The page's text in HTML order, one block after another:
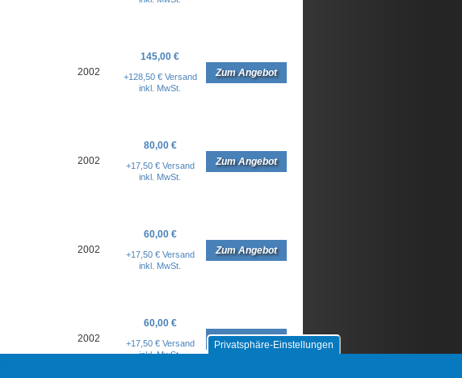
2002
145,00 €
+128,50 € Versand
inkl. MwSt.
Zum Angebot
2002
80,00 €
+17,50 € Versand
inkl. MwSt.
Zum Angebot
2002
60,00 €
+17,50 € Versand
inkl. MwSt.
Zum Angebot
2002
60,00 €
+17,50 € Versand
inkl. MwSt.
Zum Angebot
Privatsphäre-Einstellungen